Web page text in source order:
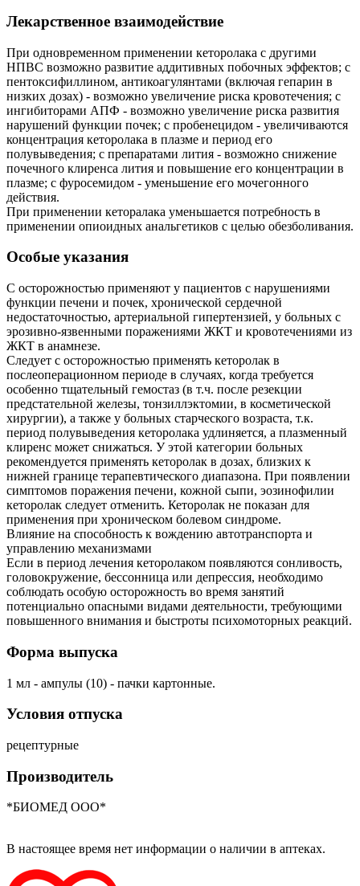
Лекарственное взаимодействие
При одновременном применении кеторолака с другими
НПВС возможно развитие аддитивных побочных эффектов; с
пентоксифиллином, антикоагулянтами (включая гепарин в
низких дозах) - возможно увеличение риска кровотечения; с
ингибиторами АПФ - возможно увеличение риска развития
нарушений функции почек; с пробенецидом - увеличиваются
концентрация кеторолака в плазме и период его
полувыведения; с препаратами лития - возможно снижение
почечного клиренса лития и повышение его концентрации в
плазме; с фуросемидом - уменьшение его мочегонного
действия.
При применении кеторалака уменьшается потребность в
применении опиоидных анальгетиков с целью обезболивания.
Особые указания
С осторожностью применяют у пациентов с нарушениями
функции печени и почек, хронической сердечной
недостаточностью, артериальной гипертензией, у больных с
эрозивно-язвенными поражениями ЖКТ и кровотечениями из
ЖКТ в анамнезе.
Следует с осторожностью применять кеторолак в
послеоперационном периоде в случаях, когда требуется
особенно тщательный гемостаз (в т.ч. после резекции
предстательной железы, тонзиллэктомии, в косметической
хирургии), а также у больных старческого возраста, т.к.
период полувыведения кеторолака удлиняется, а плазменный
клиренс может снижаться. У этой категории больных
рекомендуется применять кеторолак в дозах, близких к
нижней границе терапевтического диапазона. При появлении
симптомов поражения печени, кожной сыпи, эозинофилии
кеторолак следует отменить. Кеторолак не показан для
применения при хроническом болевом синдроме.
Влияние на способность к вождению автотранспорта и
управлению механизмами
Если в период лечения кеторолаком появляются сонливость,
головокружение, бессонница или депрессия, необходимо
соблюдать особую осторожность во время занятий
потенциально опасными видами деятельности, требующими
повышенного внимания и быстроты психомоторных реакций.
Форма выпуска
1 мл - ампулы (10) - пачки картонные.
Условия отпуска
рецептурные
Производитель
*БИОМЕД OOO*
В настоящее время нет информации о наличии в аптеках.